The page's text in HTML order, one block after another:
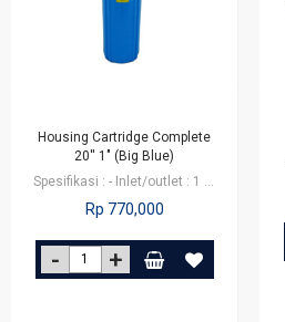
Housing Cartridge Complete
20'' 1" (Big Blue)
Spesifikasi : - Inlet/outlet : 1 Inch - Threaded : NPT - Pressure Relief…
Rp 770,000